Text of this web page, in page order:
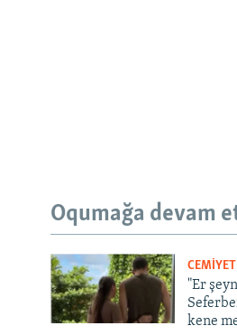
Oqumağa devam
CEMİYET
"Er
kene